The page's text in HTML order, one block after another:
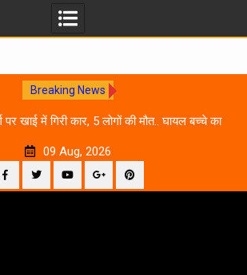
Breaking News
पर खाई में गिरी कार, 5 लोगों की मौत.. घायल बच्चे का
09 Aug, 2026